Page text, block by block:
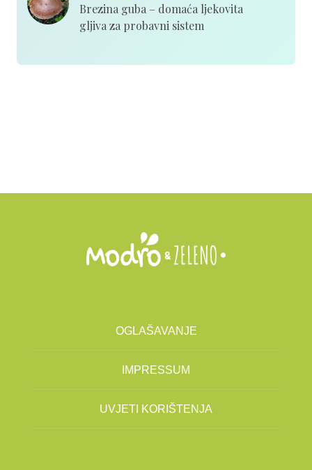
Brezina guba – domaća ljekovita
gljiva za probavni sistem
OGLAŠAVANJE
IMPRESSUM
UVJETI KORIŠTENJA